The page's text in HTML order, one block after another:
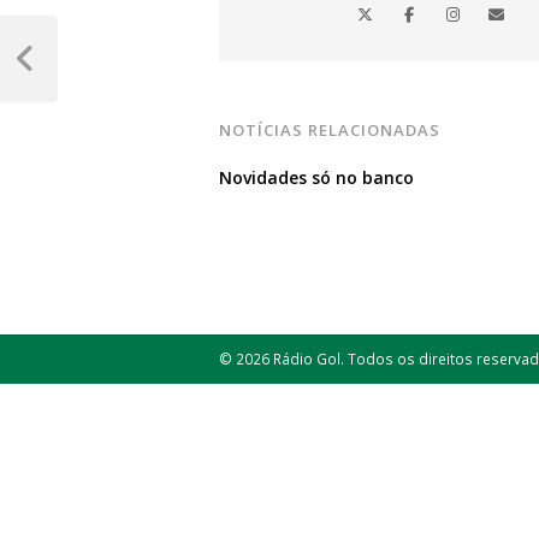
NOTÍCIAS RELACIONADAS
Novidades só no banco
Navegação
de
Post
© 2026 Rádio Gol. Todos os direitos